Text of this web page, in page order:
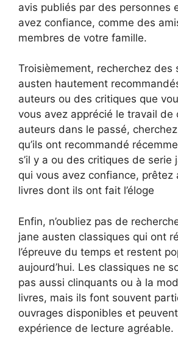
avis publiés par des personnes
avez confiance, comme des
membres de votre famille.
Troisièmement, recherchez des
austen hautement
auteurs ou des critiques que
vous avez apprécié le travail de
auteurs dans le passé,
qu’ils ont recommandé
s’il y a ou des critiques de serie
qui vous avez confiance, prêtez
livres dont ils ont fait l’éloge
Enfin, n’oubliez pas de
jane austen classiques qui ont
l’épreuve du temps et restent
aujourd’hui. Les classiques ne
pas aussi clinquants ou à la
livres, mais ils font souvent
ouvrages disponibles et
expérience de lecture agréable.